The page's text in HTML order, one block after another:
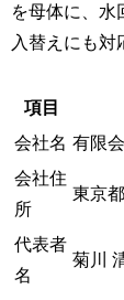
を母体に、水
入替えにも対
項目
会社名 有限
会社住
所
東京
代表者
名
菊川